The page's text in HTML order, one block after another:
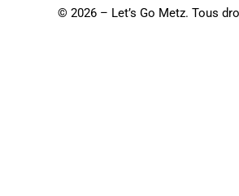
© 2026 – Let’s Go Metz. Tous